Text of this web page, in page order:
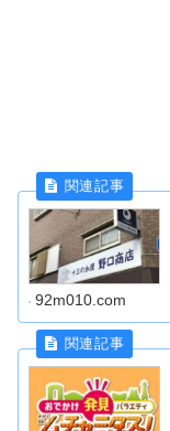
92m010.com